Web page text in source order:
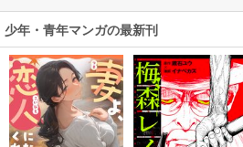
ミック） 1巻
少年・青年マンガの最新刊